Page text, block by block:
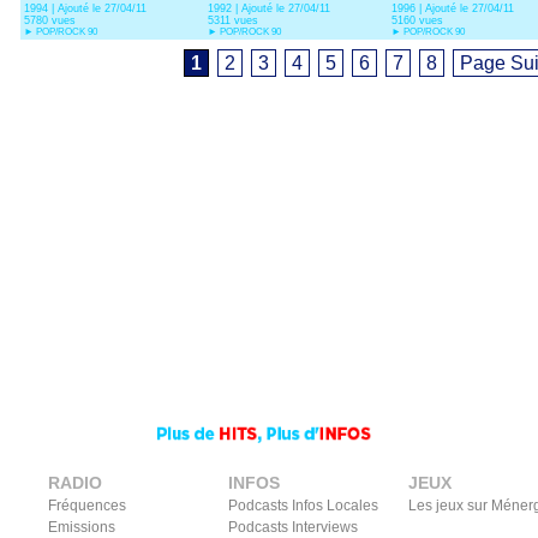
1994 | Ajouté le 27/04/11
5780 vues
► POP/ROCK 90
1992 | Ajouté le 27/04/11
5311 vues
► POP/ROCK 90
1996 | Ajouté le 27/04/11
5160 vues
► POP/ROCK 90
1 2 3 4 5 6 7 8 Page
RADIO
Fréquences
Emissions
INFOS
Podcasts Infos Locales
Podcasts Interviews
JEUX
Les jeux sur